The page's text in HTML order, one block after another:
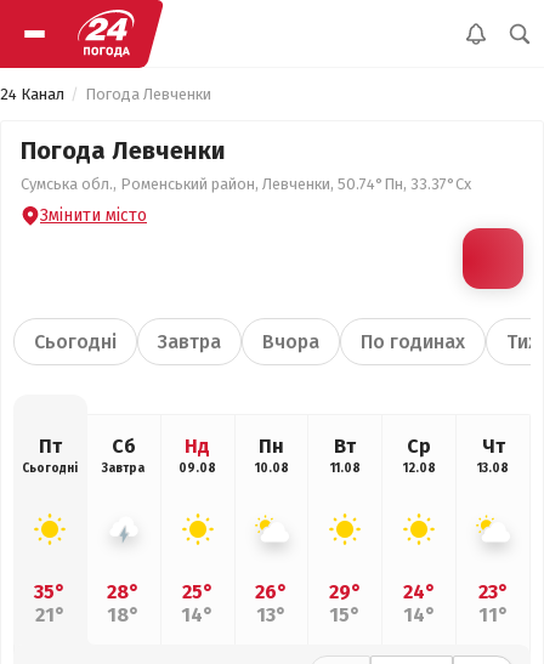
24 Канал Погода Левченки
Погода Левченки
Сумська обл., Роменський район, Левченки, 50.74°Пн, 33.37°Сх
Змінити місто
Сьогодні Завтра Вчора По годинах
Пт
Сьогодні
35°
21°
Сб
Завтра
28°
18°
Нд
09.08
25°
14°
Пн
10.08
26°
13°
Вт
11.08
29°
15°
Ср
12.08
24°
14°
Чт
13.08
23°
11°